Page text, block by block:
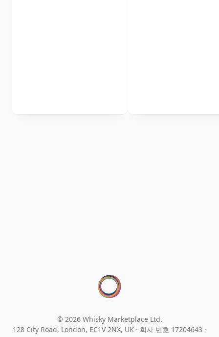
© 2026 Whisky Marketplace Ltd.
128 City Road, London, EC1V 2NX, UK · 회사 번호 17204643 ·